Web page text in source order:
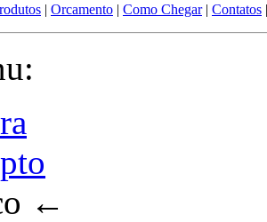
| Orcamento | Como Chegar| Contatos
←